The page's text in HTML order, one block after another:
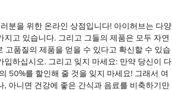
분을 위한 온라인 상점입니다! 아이허브는 다양
고 있습니다. 그리고 그들의 제품은 모두 자연
품질의 제품을 얻을 수 있다고 확신할 수 있습
하십시오. 그리고 잊지 마세요: 만약 당신이 다
50%를 할인해 줄 것을 잊지 마세요! 그래서 여
아니면 건강에 좋은 간식과 음료를 비축하기만